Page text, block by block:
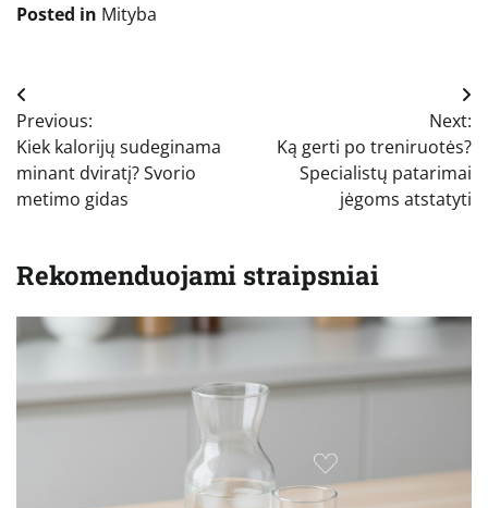
Posted in Mityba
Navigacija
tarp
įrašų
Previous:
Kiek kalorijų sudeginama
minant dviratį? Svorio
metimo gidas
Next:
Ką gerti po treniruotės?
Specialistų patarimai
jėgoms atstatyti
Rekomenduojami straipsniai